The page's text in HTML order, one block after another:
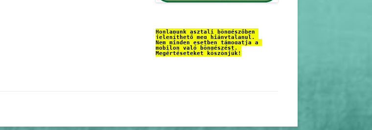
Honlapunk asztali böngészőben
jeleníthető meg hiánytalanul.
Nem minden esetben támogatja a
mobilon való böngészést.
Megértéseteket köszönjük!